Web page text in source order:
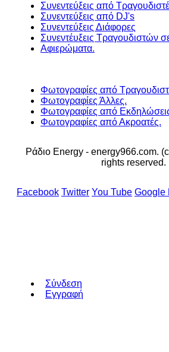
Συνεντεύξεις από
Συνεντεύξεις από DJ's
Συνεντεύξεις Διάφορες
Συνεντέυξεις Τραγουδιστών
Αφιερώματα.
Φωτογραφίες από
Φωτογραφίες Άλλες.
Φωτογραφίες από
Φωτογραφίες από Ακροατές.
Ράδιο Energy - energy966.com.
rights reserved.
Facebook Twitter You Tube Google
Σύνδεση
Εγγραφή